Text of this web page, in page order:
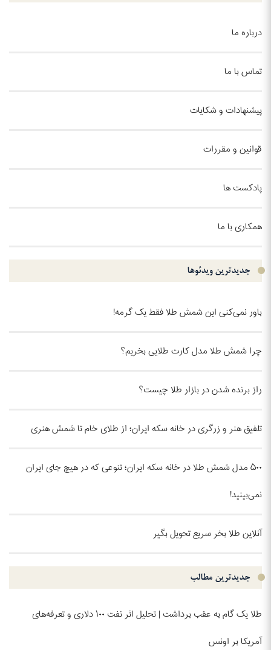
درباره ما
تماس با ما
پیشنهادات و شکایات
قوانین و مقررات
پادکست ها
همکاری با ما
جدیدترین ویدئو‌ها
باور نمی‌کنی این شمش طلا فقط یک گرمه!
چرا شمش طلا مدل کارت طلایی بخریم؟
راز برنده شدن در بازار طلا چیست؟
تلفیق هنر و زرگری در خانه سکه ایران؛ از طلای خام تا شمش هنری
۵۰۰ مدل شمش طلا در خانه سکه ایران؛ تنوعی که در هیچ جای ایران
نمی‌بینید!
آنلاین طلا بخر سریع تحویل بگیر
جدیدترین مطالب
طلا یک گام به عقب برداشت | تحلیل اثر نفت ۱۰۰ دلاری و تعرفه‌های
آمریکا بر اونس